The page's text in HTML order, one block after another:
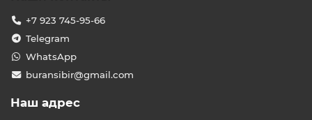
+7 923 745-95-66
Telegram
WhatsApp
buransibir@gmail.com
Наш адрес